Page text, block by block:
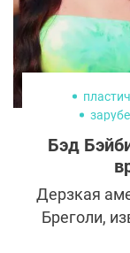
Бэд
Дерзкая
Бреголи,